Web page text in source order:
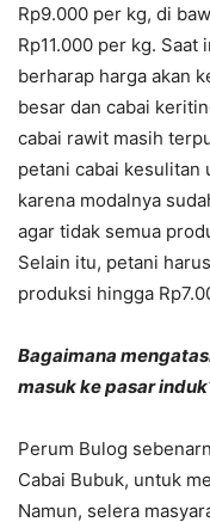
Rp9.000 per kg, di
Rp11.000 per kg.
berharap harga akan
besar dan cabai
cabai rawit masih
petani cabai kesulitan
karena modalnya
agar tidak semua
Selain itu, petani
produksi hingga
Bagaimana
masuk ke pasar
Perum Bulog
Cabai Bubuk, untuk
Namun, selera